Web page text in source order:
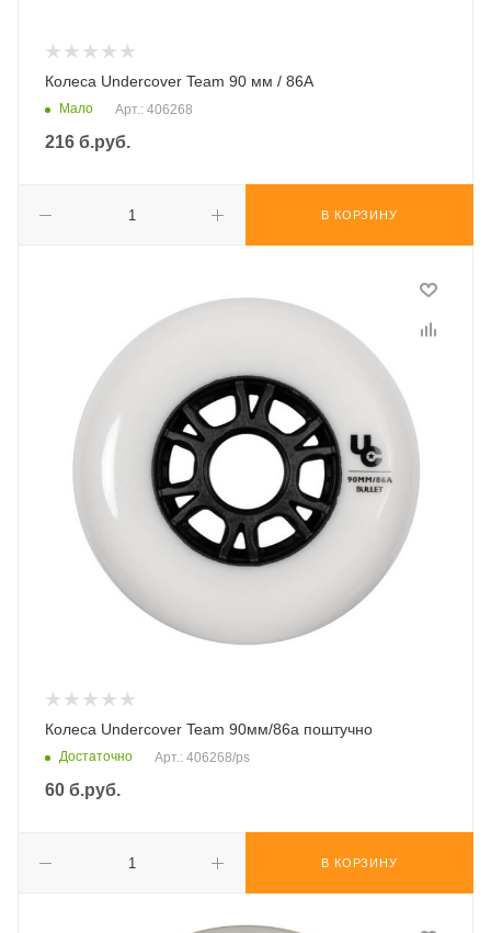
Колеса Undercover Team 90 мм / 86А
Мало Арт.: 406268
216 б.руб.
В КОРЗИНУ
Колеса Undercover Team 90мм/86а поштучно
Достаточно Арт.: 406268/ps
60 б.руб.
В КОРЗИНУ